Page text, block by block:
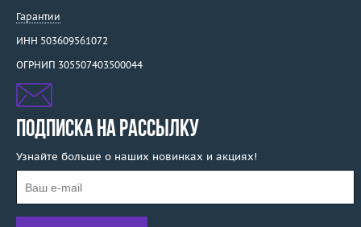
Гарантии
ИНН 503609561072
ОГРНИП 305507403500044
ПОДПИСКА НА РАССЫЛКУ
Узнайте больше о наших новинках и акциях!